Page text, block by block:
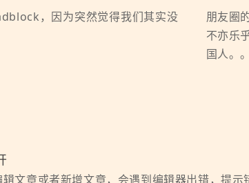
，因为突然觉得我们其实没
朋友圈
不亦乐
国人。。
文章或者新增文章，会遇到编辑器出错，